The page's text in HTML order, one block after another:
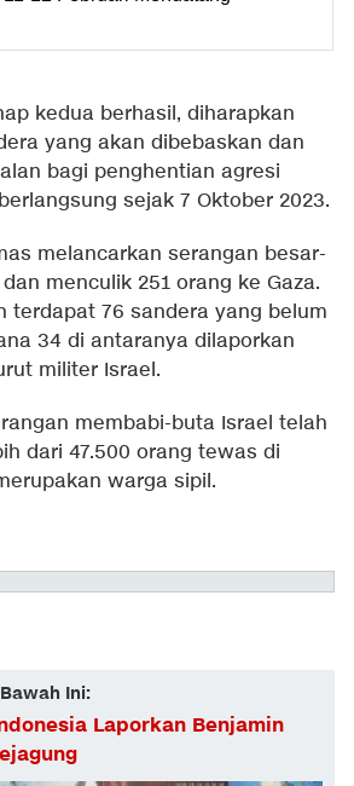
kedua berhasil, diharapkan
yang akan dibebaskan dan
bagi penghentian agresi
sejak 7 Oktober 2023.
melancarkan serangan besar-
menculik 251 orang ke Gaza.
terdapat 76 sandera yang belum
34 di antaranya dilaporkan
militer Israel.
membabi-buta Israel telah
dari 47.500 orang tewas di
warga sipil.
Ini:
Laporkan Benjamin